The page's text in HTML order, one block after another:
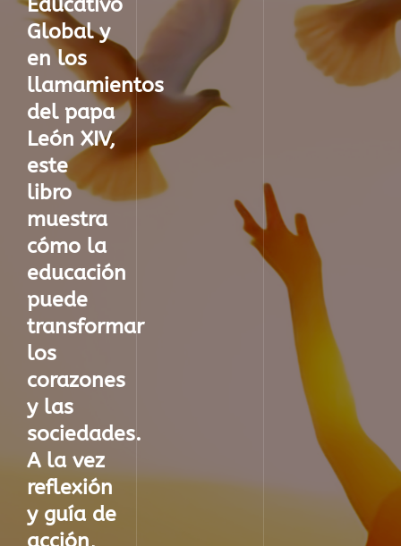
Globaly
en los
llamamientos
del papa
León XIV,
este
libro
muestra
cómo la
educación
puede
transformar
los
corazones
y las
sociedades.
A la vez
reflexión
y guía de
acción,